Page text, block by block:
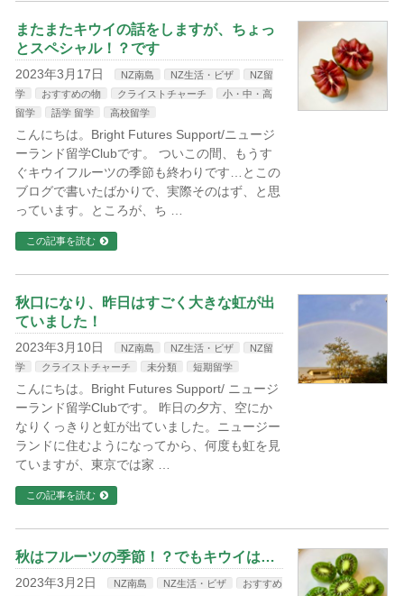
またまたキウイの話をしますが、ちょっ
とスペシャル！？です
2023年3月17日 NZ南島 NZ生活・ビザ
NZ留
学
おすすめの物 クライストチャーチ
小・中・高
留学
語学 留学 高校留学
こんにちは。Bright Futures Support/ニュージ
ーランド留学Clubです。 ついこの間、もうす
ぐキウイフルーツの季節も終わりです…とこの
ブログで書いたばかりで、実際そのはず、と思
っています。ところが、ち …
この記事を読む
秋口になり、昨日はすごく大きな虹が出
ていました！
2023年3月10日 NZ南島 NZ生活・ビザ
NZ留
学
クライストチャーチ 未分類 短期留学
こんにちは。Bright Futures Support/ ニュージ
ーランド留学Clubです。 昨日の夕方、空にか
なりくっきりと虹が出ていました。ニュージー
ランドに住むようになってから、何度も虹を見
ていますが、東京では家 …
この記事を読む
秋はフルーツの季節！？でもキウイは…
2023年3月2日 NZ南島 NZ生活・ビザ
おすすめ